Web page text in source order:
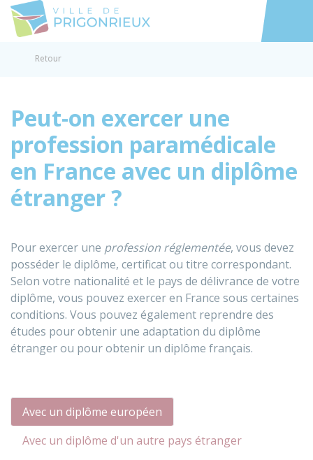
Accéder
Retour
Peut-on exercer une
profession paramédicale
en France avec un diplôme
étranger ?
Pour exercer une profession réglementée, vous devez
posséder le diplôme, certificat ou titre correspondant.
Selon votre nationalité et le pays de délivrance de votre
diplôme, vous pouvez exercer en France sous certaines
conditions. Vous pouvez également reprendre des
études pour obtenir une adaptation du diplôme
étranger ou pour obtenir un diplôme français.
Avec un diplôme européen
Avec un diplôme d'un autre pays étranger